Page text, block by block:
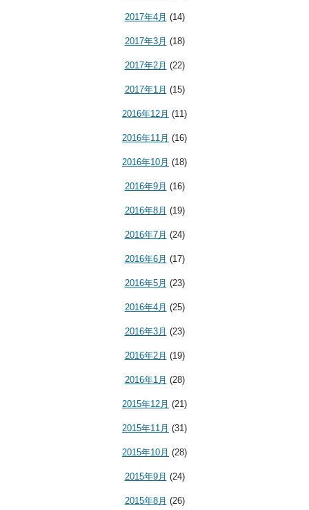
2017年4月 (14)
2017年3月 (18)
2017年2月 (22)
2017年1月 (15)
2016年12月 (11)
2016年11月 (16)
2016年10月 (18)
2016年9月 (16)
2016年8月 (19)
2016年7月 (24)
2016年6月 (17)
2016年5月 (23)
2016年4月 (25)
2016年3月 (23)
2016年2月 (19)
2016年1月 (28)
2015年12月 (21)
2015年11月 (31)
2015年10月 (28)
2015年9月 (24)
2015年8月 (26)